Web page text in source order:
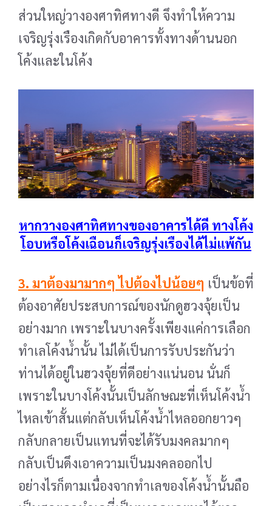
ส่วนใหญ่วางองศาทิศทางดี จึงทำให้ความ
เจริญรุ่งเรืองเกิดกับอาคารทั้งทางด้านนอก
โค้งและในโค้ง
หากวางองศาทิศทางของอาคารได้ดี ทางโค้ง
โอบหรือโค้งเฉือนก็เจริญรุ่งเรืองได้ไม่แพ้กัน
3. มาต้องมามากๆ ไปต้องไปน้อยๆ เป็นข้อที่
ต้องอาศัยประสบการณ์ของนักดูฮวงจุ้ยเป็น
อย่างมาก เพราะในบางครั้งเพียงแค่การเลือก
ทำเลโค้งน้ำนั้น ไม่ได้เป็นการรับประกันว่า
ท่านได้อยู่ในฮวงจุ้ยที่ดีอย่างแน่นอน นั่นก็
เพราะในบางโค้งนั้นเป็นลักษณะที่เห็นโค้งน้ำ
ไหลเข้าสั้นแต่กลับเห็นโค้งน้ำไหลออกยาวๆ
กลับกลายเป็นแทนที่จะได้รับมงคลมากๆ
กลับเป็นดึงเอาความเป็นมงคลออกไป
อย่างไรก็ตามเนื่องจากทำเลของโค้งน้ำนั้นถือ